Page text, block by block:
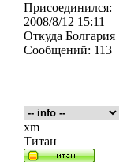
Присоединился:
2008/8/12 15:11
Откуда Болгария
Сообщений: 113
xm
Титан